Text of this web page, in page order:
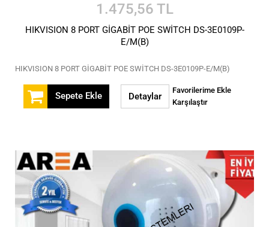
1.475,56 TL
HIKVISION 8 PORT GİGABİT POE SWİTCH DS-3E0109P-
E/M(B)
HIKVISION 8 PORT GİGABİT POE SWİTCH DS-3E0109P-E/M(B)
Sepete Ekle Detaylar
Favorilerime Ekle
Karşılaştır